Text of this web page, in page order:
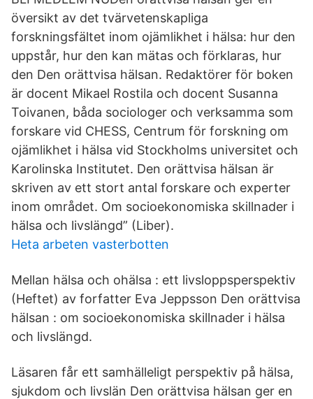
översikt av det tvärvetenskapliga
forskningsfältet inom ojämlikhet i hälsa: hur den
uppstår, hur den kan mätas och förklaras, hur
den Den orättvisa hälsan. Redaktörer för boken
är docent Mikael Rostila och docent Susanna
Toivanen, båda sociologer och verksamma som
forskare vid CHESS, Centrum för forskning om
ojämlikhet i hälsa vid Stockholms universitet och
Karolinska Institutet. Den orättvisa hälsan är
skriven av ett stort antal forskare och experter
inom området. Om socioekonomiska skillnader i
hälsa och livslängd” (Liber).
Heta arbeten vasterbotten
Mellan hälsa och ohälsa : ett livsloppsperspektiv
(Heftet) av forfatter Eva Jeppsson Den orättvisa
hälsan : om socioekonomiska skillnader i hälsa
och livslängd.
Läsaren får ett samhälleligt perspektiv på hälsa,
sjukdom och livslän Den orättvisa hälsan ger en